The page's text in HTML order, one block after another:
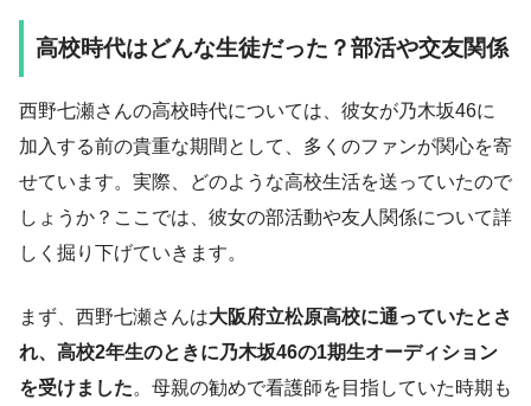
高校時代はどんな生徒だった？部活や交友関係
西野七瀬さんの高校時代については、彼女が乃木坂46に
加入する前の貴重な期間として、多くのファンが関心を寄
せています。実際、どのような高校生活を送っていたので
しょうか？ここでは、彼女の部活動や友人関係について詳
しく掘り下げていきます。
まず、西野七瀬さんは大阪府立松原高校に通っていたとさ
れ、高校2年生のときに乃木坂46の1期生オーディション
を受けました。母親の勧めで看護師を目指していた時期も